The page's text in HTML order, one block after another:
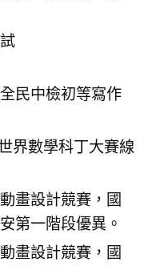
民中檢初等寫作
界數學科丁大賽線
畫設計競賽，國
第一階段優異。
畫設計競賽，國